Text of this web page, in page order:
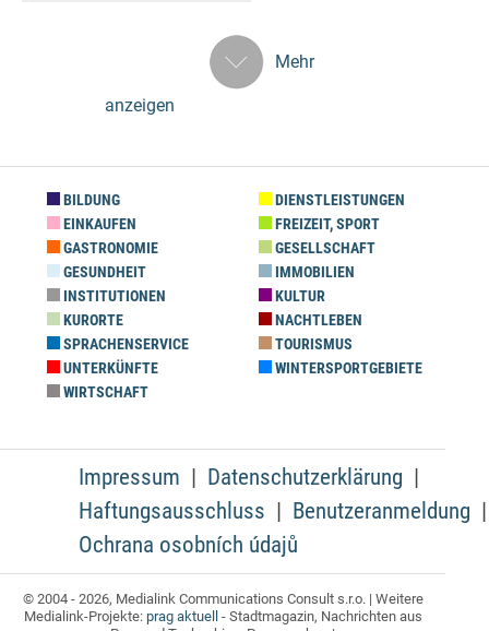
Mehr
anzeigen
BILDUNG
DIENSTLEISTUNGEN
EINKAUFEN
FREIZEIT, SPORT
GASTRONOMIE
GESELLSCHAFT
GESUNDHEIT
IMMOBILIEN
INSTITUTIONEN
KULTUR
KURORTE
NACHTLEBEN
SPRACHENSERVICE
TOURISMUS
UNTERKÜNFTE
WINTERSPORTGEBIETE
WIRTSCHAFT
Impressum
Datenschutzerklärung
Haftungsausschluss
Benutzeranmeldung
Ochrana osobních údajů
© 2004 - 2026, Medialink Communications Consult s.r.o. | Weitere
Medialink-Projekte: prag aktuell - Stadtmagazin, Nachrichten aus